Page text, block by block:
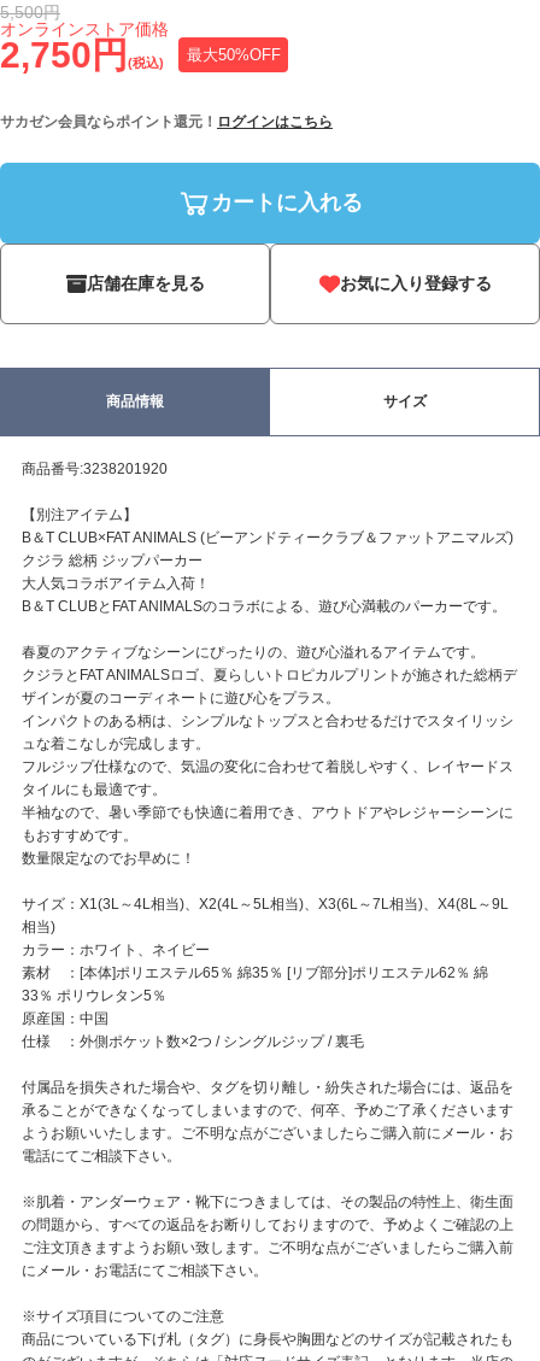
2,750円 (税込) 最大50%OFF
オンラインストア価格
5,500円
サカゼン会員ならポイント還元！ ログインはこちら
カートに入れる
店舗在庫を見る お気に入り登録する
商品情報 サイズ
商品番号:3238201920
【別注アイテム】
B＆T CLUB×FAT ANIMALS (ビーアンドティークラブ＆ファットアニマルズ)
クジラ 総柄 ジップパーカー
大人気コラボアイテム入荷！
B＆T CLUBとFAT ANIMALSのコラボによる、遊び心満載のパーカーです。
春夏のアクティブなシーンにぴったりの、遊び心溢れるアイテムです。
クジラとFAT ANIMALSロゴ、夏らしいトロピカルプリントが施された総柄デ
ザインが夏のコーディネートに遊び心をプラス。
インパクトのある柄は、シンプルなトップスと合わせるだけでスタイリッシ
ュな着こなしが完成します。
フルジップ仕様なので、気温の変化に合わせて着脱しやすく、レイヤードス
タイルにも最適です。
半袖なので、暑い季節でも快適に着用でき、アウトドアやレジャーシーンに
もおすすめです。
数量限定なのでお早めに！
サイズ：X1(3L～4L相当)、X2(4L～5L相当)、X3(6L～7L相当)、X4(8L～9L
相当)
カラー：ホワイト、ネイビー
素材 ：[本体]ポリエステル65％ 綿35％ [リブ部分]ポリエステル62％ 綿
33％ ポリウレタン5％
原産国：中国
仕様 ：外側ポケット数×2つ / シングルジップ / 裏毛
付属品を損失された場合や、タグを切り離し・紛失された場合には、返品を
承ることができなくなってしまいますので、何卒、予めご了承くださいます
ようお願いいたします。ご不明な点がございましたらご購入前にメール・お
電話にてご相談下さい。
※肌着・アンダーウェア・靴下につきましては、その製品の特性上、衛生面
の問題から、すべての返品をお断りしておりますので、予めよくご確認の上
ご注文頂きますようお願い致します。ご不明な点がございましたらご購入前
にメール・お電話にてご相談下さい。
※サイズ項目についてのご注意
商品についている下げ札（タグ）に身長や胸囲などのサイズが記載されたも